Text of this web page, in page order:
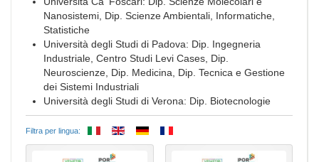
Nanosistemi, Dip. Scienze Ambientali, Informatiche,
Statistiche
Università degli Studi di Padova: Dip. Ingegneria
Industriale, Centro Studi Levi Cases, Dip.
Neuroscienze, Dip. Medicina, Dip. Tecnica e Gestione
dei Sistemi Industriali
Università degli Studi di Verona: Dip. Biotecnologie
Filtra per lingua: